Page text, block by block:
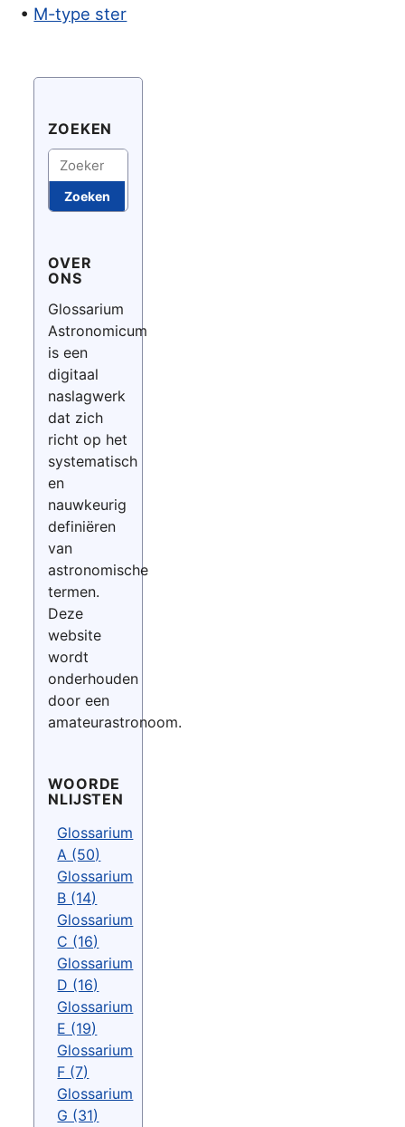
• M-type ster
ZOEKEN
Zoeken
Zoeken
OVER
ONS
Glossarium
Astronomicum
is een
digitaal
naslagwerk
dat zich
richt op het
systematisch
en
nauwkeurig
definiëren
van
astronomische
termen.
Deze
website
wordt
onderhouden
door een
amateurastronoom.
WOORDE
NLIJSTEN
Glossarium
A (50)
Glossarium
B (14)
Glossarium
C (16)
Glossarium
D (16)
Glossarium
E (19)
Glossarium
F (7)
Glossarium
G (31)